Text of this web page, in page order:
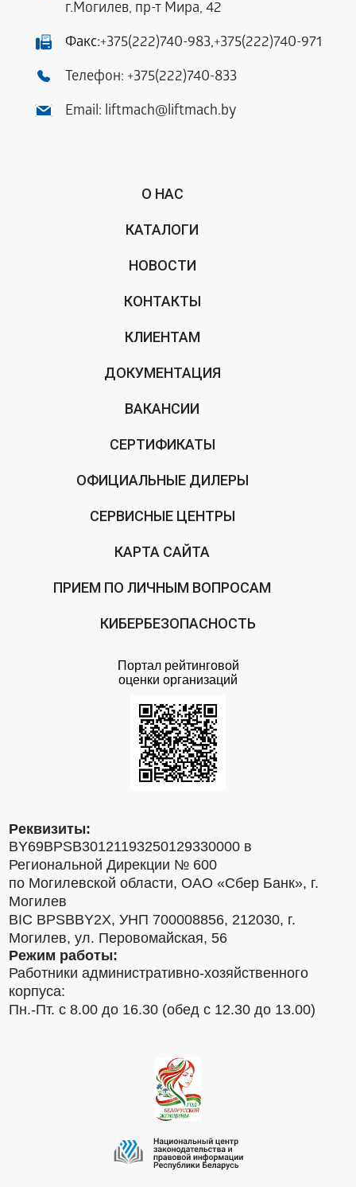
г.Могилев, пр-т Мира, 42
Факс:+375(222)740-983,+375(222)740-971
Телефон: +375(222)740-833
Email: liftmach@liftmach.by
О НАС
КАТАЛОГИ
НОВОСТИ
КОНТАКТЫ
КЛИЕНТАМ
ДОКУМЕНТАЦИЯ
ВАКАНСИИ
СЕРТИФИКАТЫ
ОФИЦИАЛЬНЫЕ ДИЛЕРЫ
СЕРВИСНЫЕ ЦЕНТРЫ
КАРТА САЙТА
ПРИЕМ ПО ЛИЧНЫМ ВОПРОСАМ
КИБЕРБЕЗОПАСНОСТЬ
Портал рейтинговой
оценки организаций
Реквизиты:
BY69BPSB30121193250129330000 в
Региональной Дирекции № 600
по Могилевской области, ОАО «Сбер Банк», г.
Могилев
BIC BPSBBY2X, УНП 700008856, 212030, г.
Могилев, ул. Перовомайская, 56
Режим работы:
Работники административно-хозяйственного
корпуса:
Пн.-Пт. с 8.00 до 16.30 (обед с 12.30 до 13.00)